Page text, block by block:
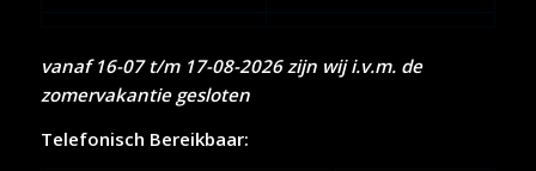
vanaf 16-07 t/m 17-08-2026 zijn wij i.v.m. de
zomervakantie gesloten
Telefonisch Bereikbaar: